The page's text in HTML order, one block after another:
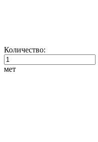
Количество:
мет